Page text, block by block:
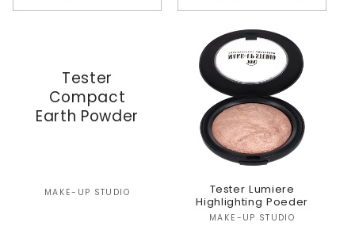
Tester
Compact
Earth Powder
Verkoper:
MAKE-UP STUDIO
Tester Lumiere
Highlighting Poeder
Verkoper:
MAKE-UP STUDIO